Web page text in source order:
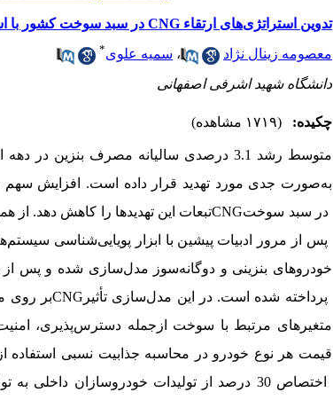
تدوین استراتژی‌های ارتقاء CNG در سبد سوخت کشور با استفاده از مدل‌سازی پویایی‌های سیستم
معصومه زینال نژاد ، سمیه علوی*
دانشگاه شهید اشرفی اصفهانی
چکیده: (۱۷۱۹ مشاهده)
متوسط رشد 3.1 درصدی سالیانه مصرف بنزین در دهه
به‌صورت جدی مورد تهدید قرار داده است. افزایش
تبعات این تهدیدها را کاهش دهد.CNGدر سبد سوخت
پس از مرور ادبیات پیشین با ابزار پویایی‌شناسی
خودروهای بنزینی و دوگانه‌سوز مدل‌سازی شده و پس از
بر رویCNG پرداخته شده است. در این مدل‌سازی تأثیر
متغیرهای مرتبط با سوخت ازجمله دسترس‌پذیری، امنیت
قیمت هر نوع خودرو در محاسبه جذابیت نسبی
اختصاص 30 درصد از تولیدات خودروسازان داخلی به